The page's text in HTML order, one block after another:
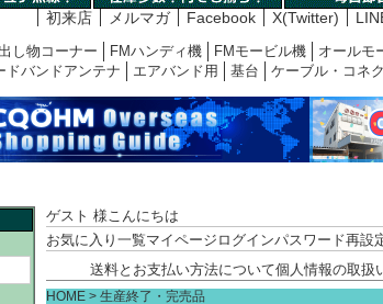
初来店 メルマガ Facebook X(Twitter)
し物コーナー FMハンディ機 FMモービル機 オールモ
ドバンドアンテナ
エアバンド用 基台 ケーブル・コネ
ゲスト 様こんにちは
お気に入り一覧マイページ ログインパスワード再設
送料とお支払い方法について個人情報の取扱
HOME 生産終了・完売品